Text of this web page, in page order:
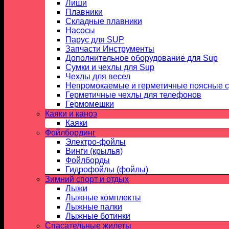
Лиши
Плавники
Складные плавники
Насосы
Парус для SUP
Запчасти Инструменты
Дополнительное оборудование для Sup
Сумки и чехлы для Sup
Чехлы для весел
Непромокаемые и герметичные поясные
Герметичные чехлы для телефонов
Гермомешки
Каяки и каноэ
Каяки
Фойлбординг
Электро-фойлы
Винги (крылья)
Фойлборды
Гидрофойлы (фойлы)
Зимний спорт и отдых
Лыжи
Лыжные комплекты
Лыжные палки
Лыжные ботинки
Спасательные жилеты